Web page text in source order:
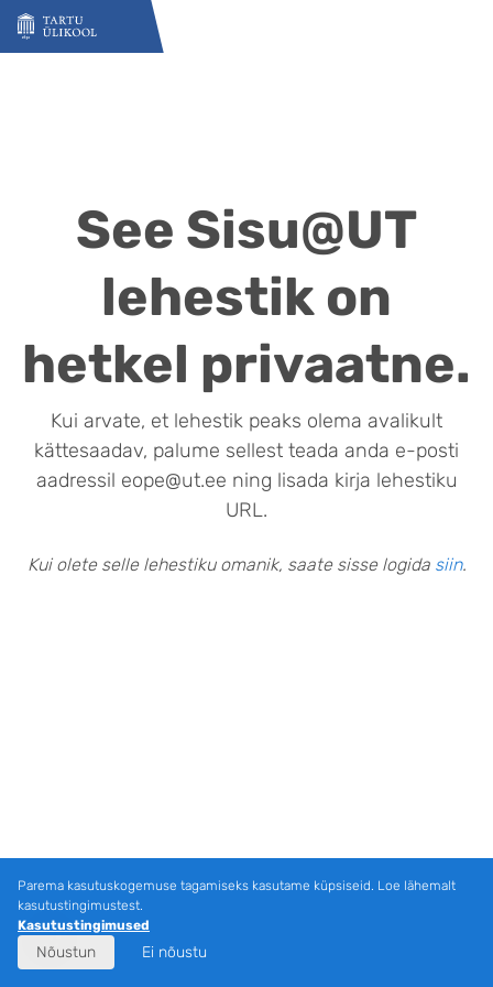
Liigu edasi põhisisu juurde
See Sisu@UT
lehestik on
hetkel privaatne.
Kui arvate, et lehestik peaks olema avalikult
kättesaadav, palume sellest teada anda e-posti
aadressil eope@ut.ee ning lisada kirja lehestiku
URL.
Kui olete selle lehestiku omanik, saate sisse logida siin.
Parema kasutuskogemuse tagamiseks kasutame küpsiseid. Loe lähemalt
kasutustingimustest.
Kasutustingimused
Nõustun Ei nõustu